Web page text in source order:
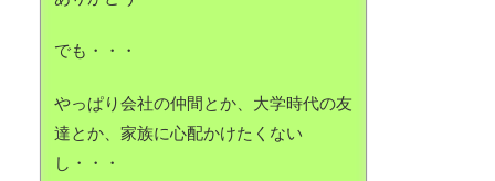
でも・・・
やっぱり会社の仲間とか、大学時代の友
達とか、家族に心配かけたくない
し・・・